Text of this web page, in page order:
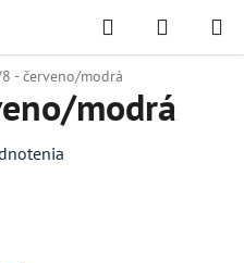
Hľadať
KOŠÍK
- červeno/modrá
modrá